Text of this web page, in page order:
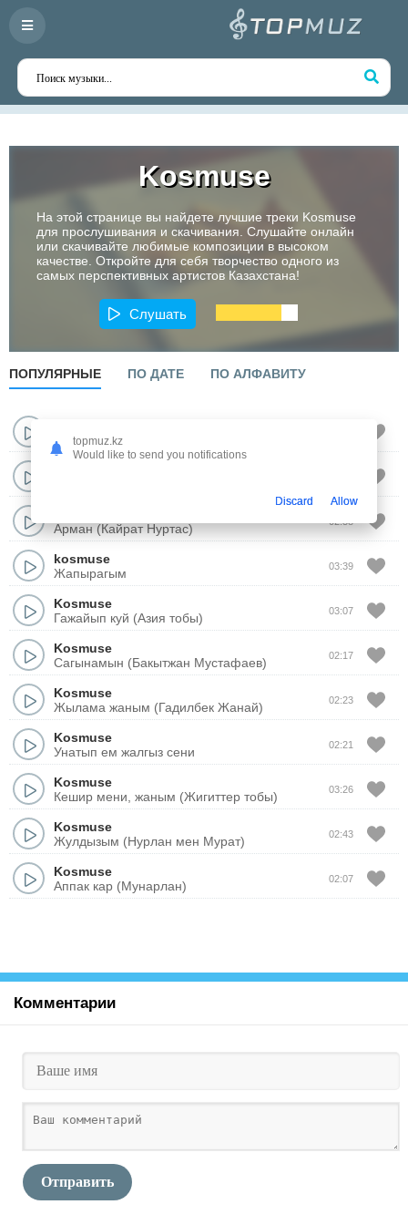
Kosmuse
На этой странице вы найдете лучшие треки Kosmuse
для прослушивания и скачивания. Слушайте онлайн
или скачивайте любимые композиции в высоком
качестве. Откройте для себя творчество одного из
самых перспективных артистов Казахстана!
Слушать
ПОПУЛЯРНЫЕ ПО ДАТЕ ПО АЛФАВИТУ
Гашыкпын саган
Арман (Кайрат Нуртас)
02:58
kosmuse
Жапырагым
03:39
Kosmuse
Гажайып куй (Азия тобы)
03:07
Kosmuse
Сагынамын (Бакытжан Мустафаев)
02:17
Kosmuse
Жылама жаным (Гадилбек Жанай)
02:23
Kosmuse
Унатып ем жалгыз сени
02:21
Kosmuse
Кешир мени, жаным (Жигиттер тобы)
03:26
Kosmuse
Жулдызым (Нурлан мен Мурат)
02:43
Kosmuse
Аппак кар (Мунарлан)
02:07
Комментарии
Отправить
topmuz.kz
Would like to send you notifications
Discard Allow